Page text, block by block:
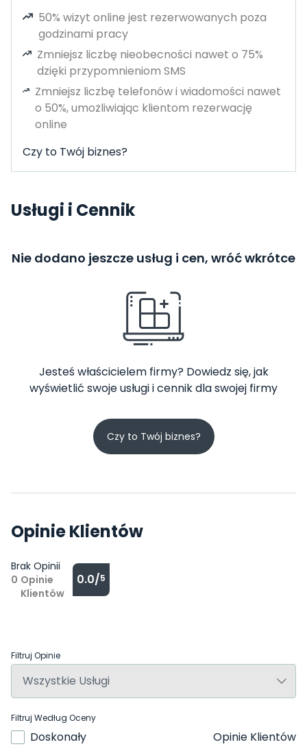
50% wizyt online jest rezerwowanych poza
godzinami pracy
Zmniejsz liczbę nieobecności nawet o 75%
dzięki przypomnieniom SMS
Zmniejsz liczbę telefonów i wiadomości nawet
o 50%, umożliwiając klientom rezerwację
online
Czy to Twój biznes?
Usługi i Cennik
Nie dodano jeszcze usług i cen, wróć wkrótce
Jesteś właścicielem firmy? Dowiedz się, jak
wyświetlić swoje usługi i cennik dla swojej firmy
Czy to Twój biznes?
Opinie Klientów
Brak Opinii
0 Opinie
Klientów
0.0/5
Filtruj Opinie
Filtruj Według Oceny
Doskonały
Opinie Klientów